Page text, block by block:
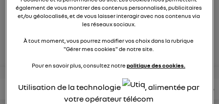
posez une question
rejoignez
lire les questions lire les articles consultez votre notice
également de vous montrer des contenus personnalisés, publicitaires
et/ou géolocalisés, et de vous laisser interagir avec nos contenus via
les réseaux sociaux.
À tout moment, vous pourrez modifier vos choix dans la rubrique
"Gérer mes cookies" de notre site.
Pour en savoir plus, consultez notrepolitique des cookies.
Utilisation de la technologie
, alimentée par
votre opérateur télécom